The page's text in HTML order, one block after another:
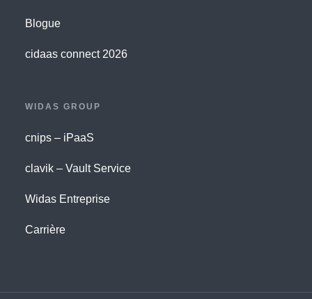
Blogue
cidaas connect 2026
WIDAS GROUP
cnips – iPaaS
clavik – Vault Service
Widas Entreprise
Carrière